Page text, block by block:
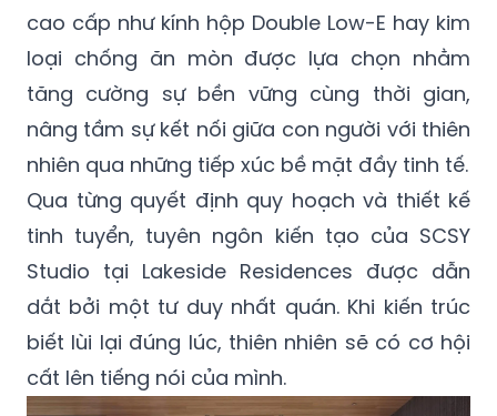
cao cấp như kính hộp Double Low-E hay kim
loại chống ăn mòn được lựa chọn nhằm
tăng cường sự bền vững cùng thời gian,
nâng tầm sự kết nối giữa con người với thiên
nhiên qua những tiếp xúc bề mặt đầy tinh tế.
Qua từng quyết định quy hoạch và thiết kế
tinh tuyển, tuyên ngôn kiến tạo của SCSY
Studio tại Lakeside Residences được dẫn
dắt bởi một tư duy nhất quán. Khi kiến trúc
biết lùi lại đúng lúc, thiên nhiên sẽ có cơ hội
cất lên tiếng nói của mình.